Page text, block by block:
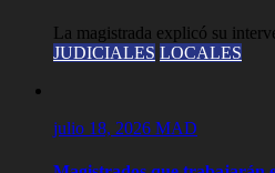
La magistrada explicó su
JUDICIALES LOCALES
julio 18, 2026 MAD